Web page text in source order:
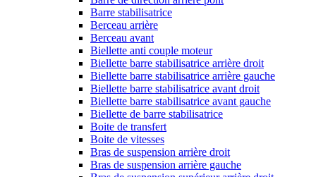
Barre stabilisatrice
Berceau arrière
Berceau avant
Biellette anti couple moteur
Biellette barre stabilisatrice arrière droit
Biellette barre stabilisatrice arrière gauche
Biellette barre stabilisatrice avant droit
Biellette barre stabilisatrice avant gauche
Biellette de barre stabilisatrice
Boite de transfert
Boite de vitesses
Bras de suspension arrière droit
Bras de suspension arrière gauche